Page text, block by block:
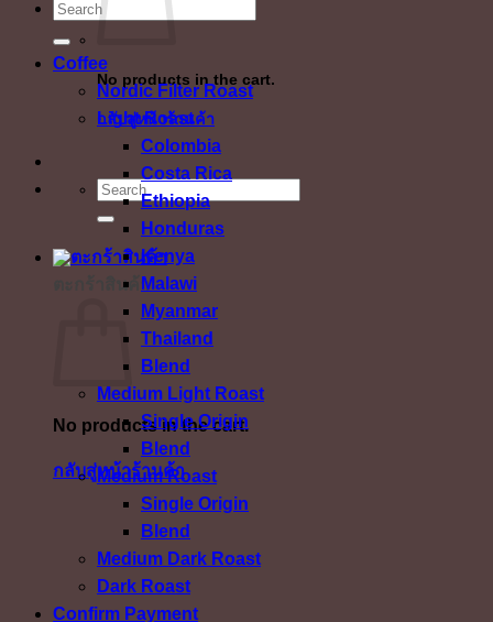
No products in the cart.
กลับสู่หน้าร้านค้า
ค้นหา:
ตะกร้าสินค้า
No products in the cart.
กลับสู่หน้าร้านค้า
ค้นหา:
Coffee
Nordic Filter Roast
Light Roast
Colombia
Costa Rica
Ethiopia
Honduras
Kenya
Malawi
Myanmar
Thailand
Blend
Medium Light Roast
Single Origin
Blend
Medium Roast
Single Origin
Blend
Medium Dark Roast
Dark Roast
Confirm Payment